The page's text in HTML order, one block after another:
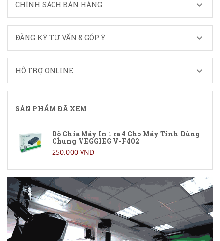
CHÍNH SÁCH BÁN HÀNG
ĐĂNG KÝ TƯ VẤN & GÓP Ý
HỖ TRỢ ONLINE
SẢN PHẨM ĐÃ XEM
Bộ Chia Máy In 1 ra 4 Cho Máy Tính Dùng
Chung VEGGIEG V-F402
250.000 VND